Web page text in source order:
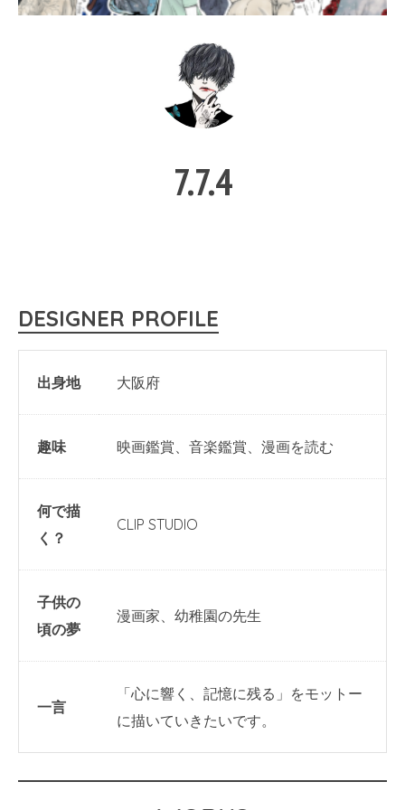
7.7.4
DESIGNER PROFILE
出身地 大阪府
趣味 映画鑑賞、音楽鑑賞、漫画を読む
何で描
く？
CLIP STUDIO
子供の
頃の夢
漫画家、幼稚園の先生
一言
「心に響く、記憶に残る」をモットー
に描いていきたいです。